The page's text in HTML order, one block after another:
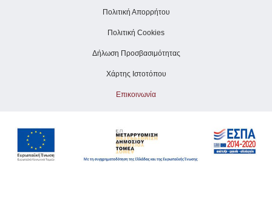
Πολιτική Απορρήτου
Πολιτική Cookies
Δήλωση Προσβασιμότητας
Χάρτης Ιστοτόπου
Επικοινωνία